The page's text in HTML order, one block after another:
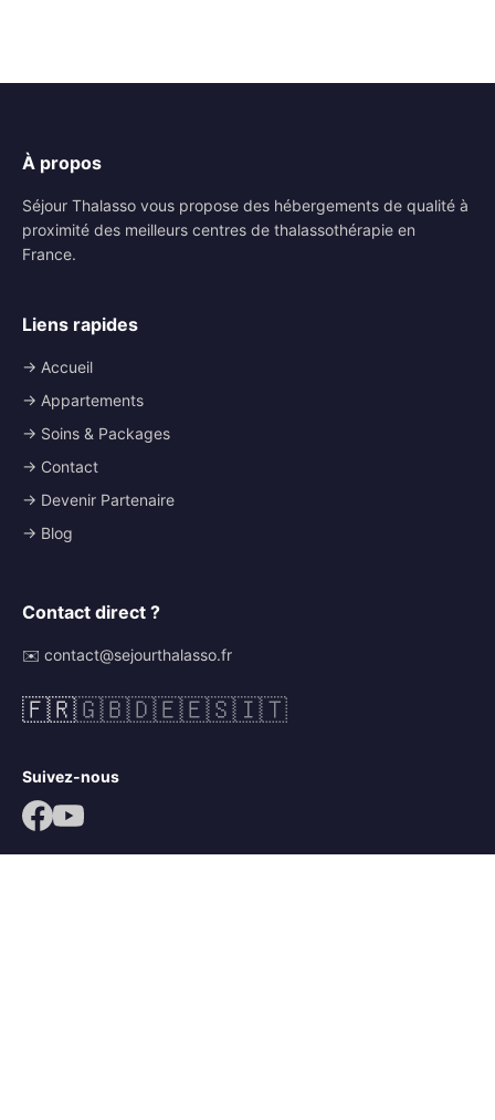
À propos
Séjour Thalasso vous propose des hébergements de qualité à
proximité des meilleurs centres de thalassothérapie en
France.
Liens rapides
→ Accueil
→ Appartements
→ Soins & Packages
→ Contact
→ Devenir Partenaire
→ Blog
Contact direct ?
✉️ contact@sejourthalasso.fr
🇫🇷🇬🇧🇩🇪🇪🇸🇮🇹
Suivez-nous